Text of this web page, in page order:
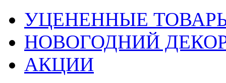
УЦЕНЕННЫЕ
НОВОГОДНИЙ
АКЦИИ